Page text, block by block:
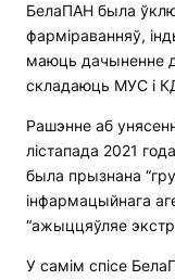
БелаПАН была
фарміраванняў,
маюць дачыненне
складаюць МУС і
Рашэнне аб
лістапада 2021
была прызнана
інфармацыйнага
“ажыццяўляе
У самім спісе